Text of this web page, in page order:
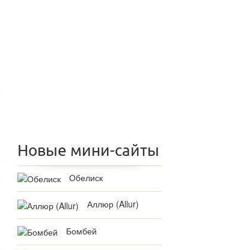
Новые мини-сайты
Обелиск
Аллюр (Allur)
Бомбей